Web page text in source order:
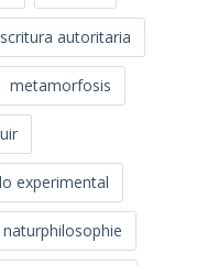
autoritaria
metamorfosis
experimental
naturphilosophie